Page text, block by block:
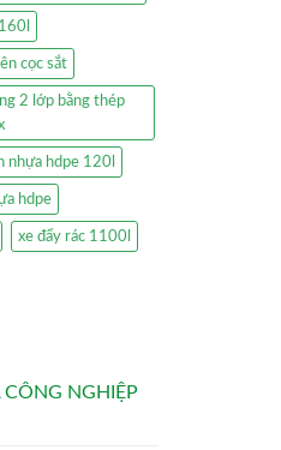
cọc sắt
2 lớp bằng thép
nhựa hdpe 120l
hdpe
xe đẩy rác 1100l
NGHIỆP